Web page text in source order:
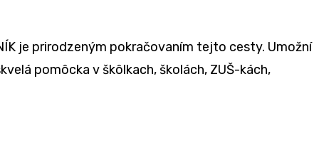
je prirodzeným pokračovaním tejto cesty. Umožní
pomôcka v škôlkach, školách, ZUŠ-kách,